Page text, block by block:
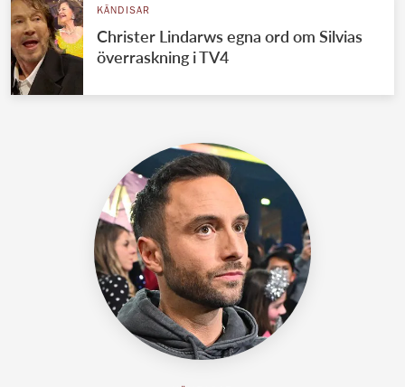
KÄNDISAR
Christer Lindarws egna ord om Silvias
överraskning i TV4